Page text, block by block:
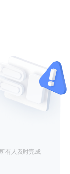
有人及时完成